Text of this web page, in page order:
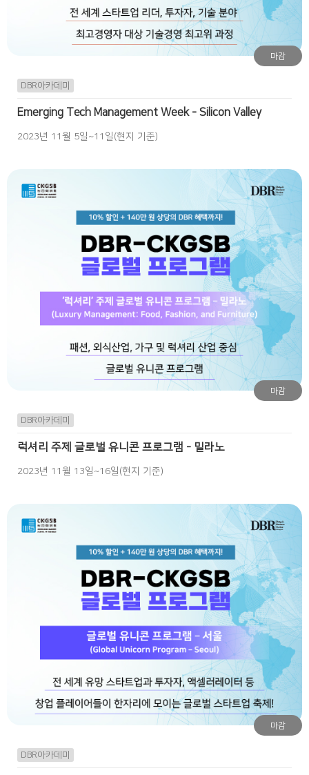
마감
DBR아카데미
Emerging Tech Management Week - Silicon Valley
2023년 11월 5일~11일(현지 기준)
마감
DBR아카데미
럭셔리 주제 글로벌 유니콘 프로그램 - 밀라노
2023년 11월 13일~16일(현지 기준)
마감
DBR아카데미